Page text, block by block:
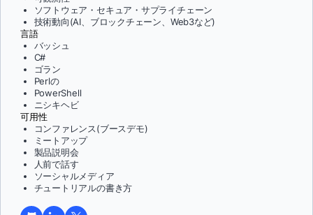
ソフトウェア・セキュア・サプライチェーン
技術動向(AI、ブロックチェーン、Web3など)
言語
バッシュ
C#
ゴラン
Perlの
PowerShell
ニシキヘビ
可用性
コンファレンス(ブースデモ)
ミートアップ
製品説明会
人前で話す
ソーシャルメディア
チュートリアルの書き方